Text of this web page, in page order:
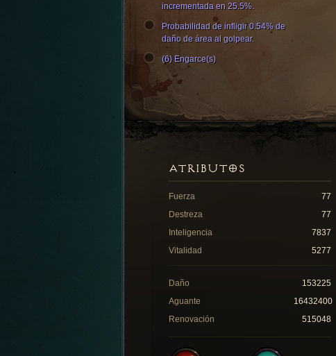
incrementada en 25.5%.
Probabilidad de infligir 0.54% de
daño de área al golpear.
(6) Engarce(s)
ATRIBUTOS
Fuerza
77
Destreza
77
Inteligencia
7837
Vitalidad
5277
Daño
153225
Aguante
16432400
Renovación
515048